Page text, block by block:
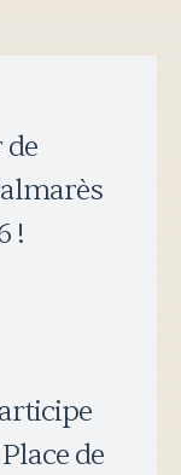
!
de